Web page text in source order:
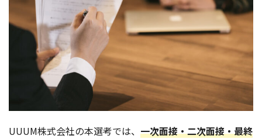
UUUM株式会社の本選考では、 一次面接・二次面接・最終